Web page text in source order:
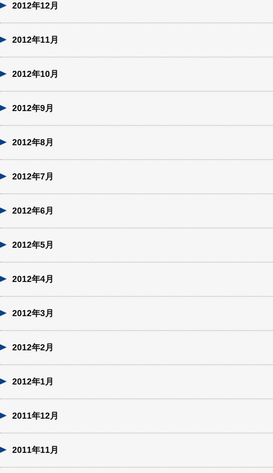
2012年12月
2012年11月
2012年10月
2012年9月
2012年8月
2012年7月
2012年6月
2012年5月
2012年4月
2012年3月
2012年2月
2012年1月
2011年12月
2011年11月